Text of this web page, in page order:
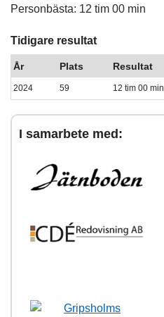
Personbästa: 12 tim 00 min
Tidigare resultat
År Plats Resultat
2024 59 12 tim 00 min
I samarbete med: